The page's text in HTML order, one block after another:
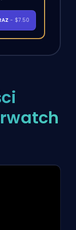
- $7.50